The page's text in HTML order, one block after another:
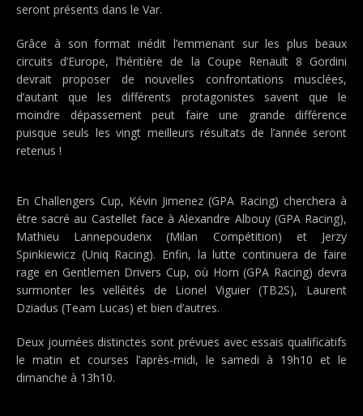
seront présents dans le Var.
Grâce à son format inédit l’emmenant sur les plus beaux
circuits d’Europe, l’héritière de la Coupe Renault 8 Gordini
devrait proposer de nouvelles confrontations musclées,
d’autant que les différents protagonistes savent que le
moindre dépassement peut faire une grande différence
puisque seuls les vingt meilleurs résultats de l’année seront
retenus !
En Challengers Cup, Kévin Jimenez (GPA Racing) cherchera à
être sacré au Castellet face à Alexandre Albouy (GPA Racing),
Mathieu Lannepoudenx (Milan Compétition) et Jerzy
Spinkiewicz (Uniq Racing). Enfin, la lutte continuera de faire
rage en Gentlemen Drivers Cup, où Horn (GPA Racing) devra
surmonter les velléités de Lionel Viguier (TB2S), Laurent
Dziadus (Team Lucas) et bien d’autres.
Deux journées distinctes sont prévues avec essais qualificatifs
le matin et courses l’après-midi, le samedi à 19h10 et le
dimanche à 13h10.